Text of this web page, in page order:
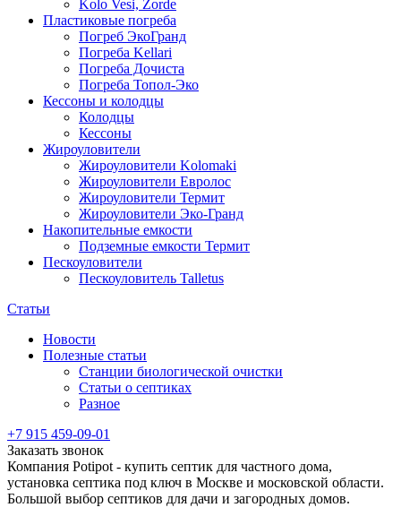
Kolo Vesi, Zorde
Пластиковые погреба
Погреб ЭкоГранд
Погреба Kellari
Погреба Дочиста
Погреба Топол-Эко
Кессоны и колодцы
Колодцы
Кессоны
Жироуловители
Жироуловители Kolomaki
Жироуловители Евролос
Жироуловители Термит
Жироуловители Эко-Гранд
Накопительные емкости
Подземные емкости Термит
Пескоуловители
Пескоуловитель Talletus
Статьи
Новости
Полезные статьи
Станции биологической очистки
Статьи о септиках
Разное
+7 915 459-09-01
Заказать звонок
Компания Potipot - купить септик для частного дома,
установка септика под ключ в Москве и московской области.
Большой выбор септиков для дачи и загородных домов.